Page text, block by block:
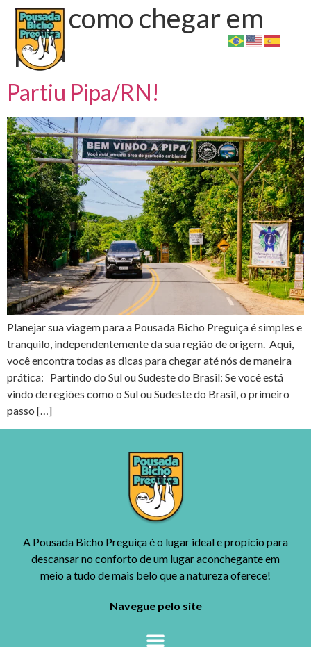
Tag:como chegar em
pipa
Partiu Pipa/RN!
Planejar sua viagem para a Pousada Bicho Preguiça é simples e
tranquilo, independentemente da sua região de origem. Aqui,
você encontra todas as dicas para chegar até nós de maneira
prática: Partindo do Sul ou Sudeste do Brasil: Se você está
vindo de regiões como o Sul ou Sudeste do Brasil, o primeiro
passo […]
A Pousada Bicho Preguiça é o lugar ideal e propício para
descansar no conforto de um lugar aconchegante em
meio a tudo de mais belo que a natureza oferece!
Navegue pelo site